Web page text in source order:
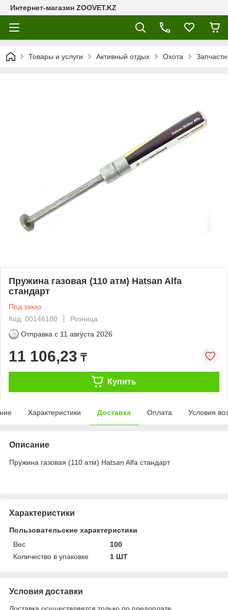
Интернет-магазин ZOOVET.KZ
Товары и услуги Активный отдых Охота
Пружина газовая (110 атм) Hatsan Alfa
стандарт
Под заказ
Код: 00146180
Розница
Отправка с 11 августа 2026
11 106,23 ₸
Купить
Характеристики Доставка Оплата Условия
Описание
Пружина газовая (110 атм) Hatsan Alfa стандарт
Характеристики
Пользовательские характеристики
Вес
100
Количество в упаковке
1 ШТ
Условия доставки
Доставка осуществляется только по предоплате.